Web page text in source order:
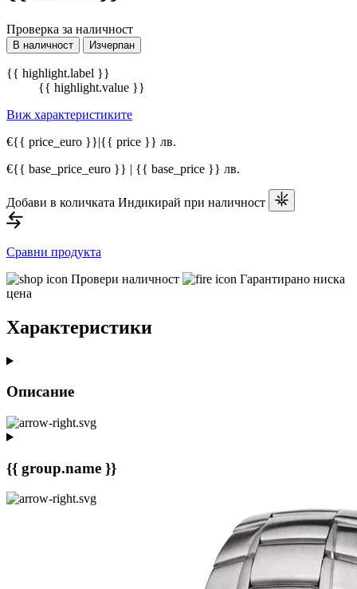
Проверка за наличност
В наличност Изчерпан
{{ highlight.label }}
{{ highlight.value }}
Виж характеристиките
€{{ price_euro }}|{{ price }} лв.
€{{ base_price_euro }} | {{ base_price }} лв.
Добави в количката Индикирай при наличност
Сравни продукта
Провери наличност
Гарантирано ниска
цена
Характеристики
Описание
{{ group.name }}